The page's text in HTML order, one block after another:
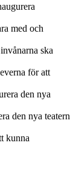
med och
ska
för att
den nya
den nya teatern
kunna